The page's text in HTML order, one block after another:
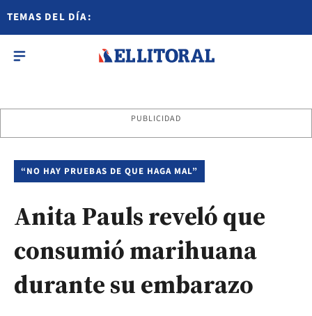
TEMAS DEL DÍA:
PUBLICIDAD
“NO HAY PRUEBAS DE QUE HAGA MAL”
Anita Pauls reveló que
consumió marihuana
durante su embarazo